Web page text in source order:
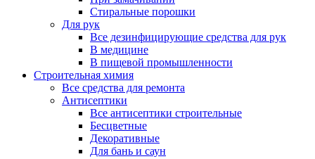
Стиральные порошки
Для рук
Все дезинфицирующие средства для рук
В медицине
В пищевой промышленности
Строительная химия
Все средства для ремонта
Антисептики
Все антисептики строительные
Бесцветные
Декоративные
Для бань и саун